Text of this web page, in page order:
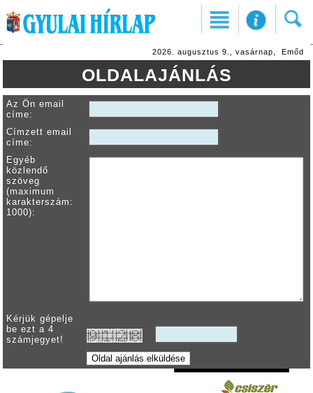
2026. augusztus 9., vasárnap, Emőd
OLDALAJÁNLÁS
Az Ön email
címe:
Címzett email
címe:
Egyéb
közlendő
szöveg
(maximum
karakterszám:
1000):
Kérjük gépelje
be ezt a 4
számjegyet!